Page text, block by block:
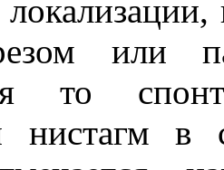
или
то
нистагм в